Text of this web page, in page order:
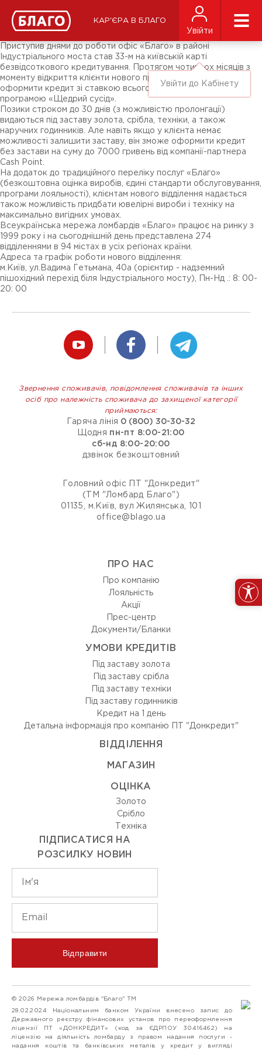
КАР'ЄРА В БЛАГО
Увійти
Увійти до Кабінету
ЗМІ про нас
Підписники соц-мереж
Ярмарки
Приступив днями до роботи офіс «Благо» в районі
Індустріального моста став 33-м на київській карті
безвідсоткового кредитування. Протягом чотирьох місяців з
моменту відкриття клієнти нового представництва можуть
оформити кредит зі ставкою всього 0,001% на день за
програмою «Щедрий сусід».
Позики строком до 30 днів (з можливістю пролонгації)
видаються під заставу золота, срібла, техніки, а також
наручних годинників. Але навіть якщо у клієнта немає
можливості залишити заставу, він зможе оформити кредит
без застави на суму до 7000 гривень від компанії-партнера
Cash Point.
На додаток до традиційного переліку послуг «Благо»
(безкоштовна оцінка виробів, єдині стандарти обслуговування,
програми лояльності), клієнтам нового відділення надається
також можливість придбати ювелірні вироби і техніку на
максимально вигідних умовах.
Всеукраїнська мережа ломбардів «Благо» працює на ринку з
1999 року і на сьогоднішній день представлена ​​274
відділеннями в 94 містах в усіх регіонах країни.
Адреса та графік роботи нового відділення:
м.Київ, ул.Вадима Гетьмана, 40а (орієнтир - надземний
пішохідний перехід біля Індустріального мосту), Пн-Нд .: 8: 00-
20: 00
Звернення споживачів, повідомлення споживачів та інших
осіб про належність споживача до захищеної категорії
приймаються:
Гаряча лінія 0 (800) 30-30-32
Щодня пн-пт 8:00-21:00
сб-нд 8:00-20:00
дзвінок безкоштовний
Головний офіс ПТ "Донкредит"
(ТМ "Ломбард Благо")
01135, м.Київ, вул Жилянська, 101
office@blago.ua
ПРО НАС
Про компанію
Лояльність
Акції
Прес-центр
Документи/Бланки
УМОВИ КРЕДИТІВ
Під заставу золота
Під заставу срібла
Під заставу техніки
Під заставу годинників
Кредит на 1 день
Детальна інформація про компанію ПТ "Донкредит"
ВIДДIЛЕННЯ
МАГАЗИН
ОЦIНКА
Золото
Срiбло
Технiка
ПІДПИСАТИСЯ НА
РОЗСИЛКУ НОВИН
Відправити
© 2026 Мережа ломбардів "Благо" ТМ
28.02.2024 Національним банком України внесено запис до
Державного реєстру фінансових установ про переоформлення
ліцензії ПТ «ДОНКРЕДИТ» (код за ЄДРПОУ 30416462) на
ліцензію на діяльність ломбарду з правом надання послуги -
надання коштів та банківських металів у кредит у вигляді